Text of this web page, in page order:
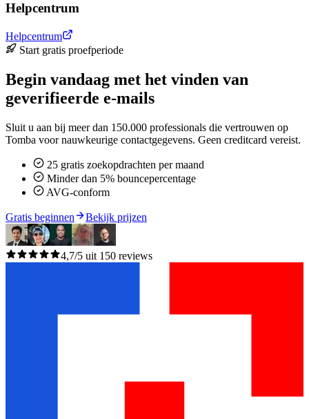
Helpcentrum
Helpcentrum
Start gratis proefperiode
Begin vandaag met het vinden van
geverifieerde e-mails
Sluit u aan bij meer dan 150.000 professionals die vertrouwen op
Tomba voor nauwkeurige contactgegevens. Geen creditcard vereist.
25 gratis zoekopdrachten per maand
Minder dan 5% bouncepercentage
AVG-conform
Gratis beginnen Bekijk prijzen
4,7/5 uit 150 reviews